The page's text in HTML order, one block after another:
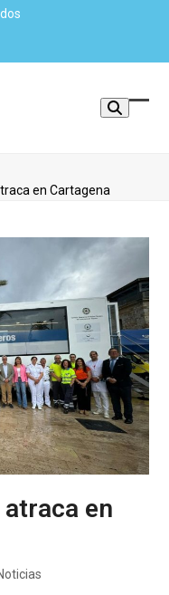
en Cartagena
en